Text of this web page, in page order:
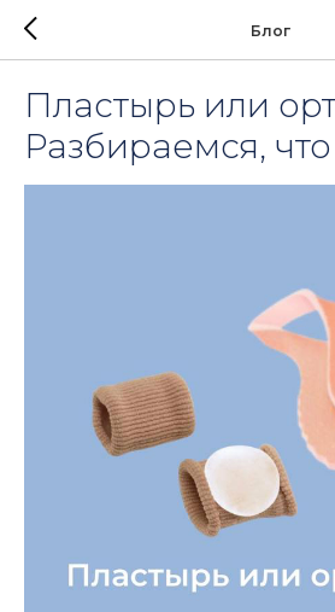
Блог
Пластырь или
Разбираемся,